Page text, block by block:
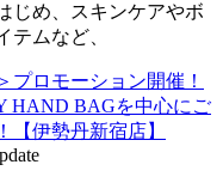
じめ、スキンケアやボ
テムなど、